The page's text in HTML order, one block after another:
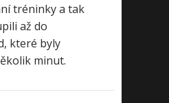
tréninky a tak
až do
které byly
minut.